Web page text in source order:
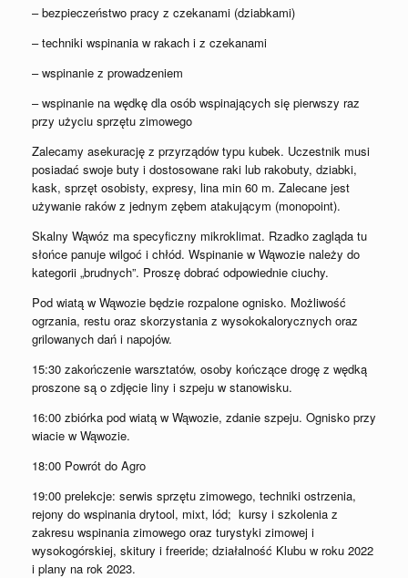
– bezpieczeństwo pracy z czekanami (dziabkami)
– techniki wspinania w rakach i z czekanami
– wspinanie z prowadzeniem
– wspinanie na wędkę dla osób wspinających się pierwszy raz
przy użyciu sprzętu zimowego
Zalecamy asekurację z przyrządów typu kubek. Uczestnik musi
posiadać swoje buty i dostosowane raki lub rakobuty, dziabki,
kask, sprzęt osobisty, expresy, lina min 60 m. Zalecane jest
używanie raków z jednym zębem atakującym (monopoint).
Skalny Wąwóz ma specyficzny mikroklimat. Rzadko zagląda tu
słońce panuje wilgoć i chłód. Wspinanie w Wąwozie należy do
kategorii „brudnych”. Proszę dobrać odpowiednie ciuchy.
Pod wiatą w Wąwozie będzie rozpalone ognisko. Możliwość
ogrzania, restu oraz skorzystania z wysokokalorycznych oraz
grilowanych dań i napojów.
15:30 zakończenie warsztatów, osoby kończące drogę z wędką
proszone są o zdjęcie liny i szpeju w stanowisku.
16:00 zbiórka pod wiatą w Wąwozie, zdanie szpeju. Ognisko przy
wiacie w Wąwozie.
18:00 Powrót do Agro
19:00 prelekcje: serwis sprzętu zimowego, techniki ostrzenia,
rejony do wspinania drytool, mixt, lód; kursy i szkolenia z
zakresu wspinania zimowego oraz turystyki zimowej i
wysokogórskiej, skitury i freeride; działalność Klubu w roku 2022
i plany na rok 2023.